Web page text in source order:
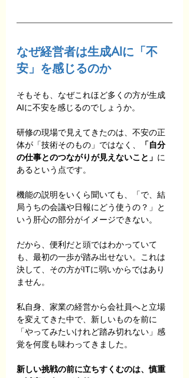
なぜ経営者は生成AIに「不
安」を感じるのか
そもそも、なぜこれほど多くの方が生成
AIに不安を感じるのでしょうか。
研修の現場で見えてきたのは、不安の正
体が「技術そのもの」ではなく、
「自分
の仕事とのつながりが見えないこと」 に
あるという点です。
機能の説明をいくら聞いても、「で、結
局うちの会議や日報にどう使うの？」と
いう肝心の部分がイメージできない。
だから、便利だと頭ではわかっていて
も、最初の一歩が踏み出せない。これは
決して、その方がITに弱いからではあり
ません。
私自身、家業の経営から会社員へと立場
を変えてきた中で、新しいものを前に
「やってみたいけれど踏み切れない」感
覚を何度も味わってきました。
新しい挑戦の前に立ちすくむのは、慎重